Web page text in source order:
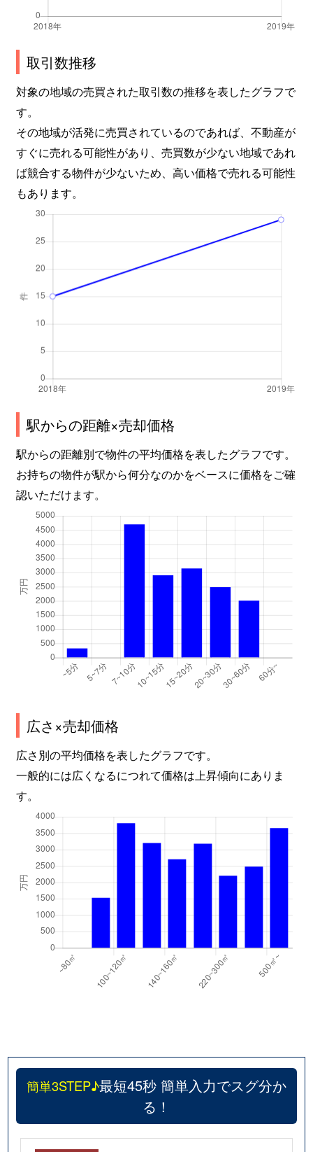
取引数推移
対象の地域の売買された取引数の推移を表したグラフで
す。
その地域が活発に売買されているのであれば、不動産が
すぐに売れる可能性があり、売買数が少ない地域であれ
ば競合する物件が少ないため、高い価格で売れる可能性
もあります。
駅からの距離×売却価格
駅からの距離別で物件の平均価格を表したグラフです。
お持ちの物件が駅から何分なのかをベースに価格をご確
認いただけます。
広さ×売却価格
広さ別の平均価格を表したグラフです。
一般的には広くなるにつれて価格は上昇傾向にありま
す。
簡単3STEP♪最短45秒 簡単入力でスグ分か
る！